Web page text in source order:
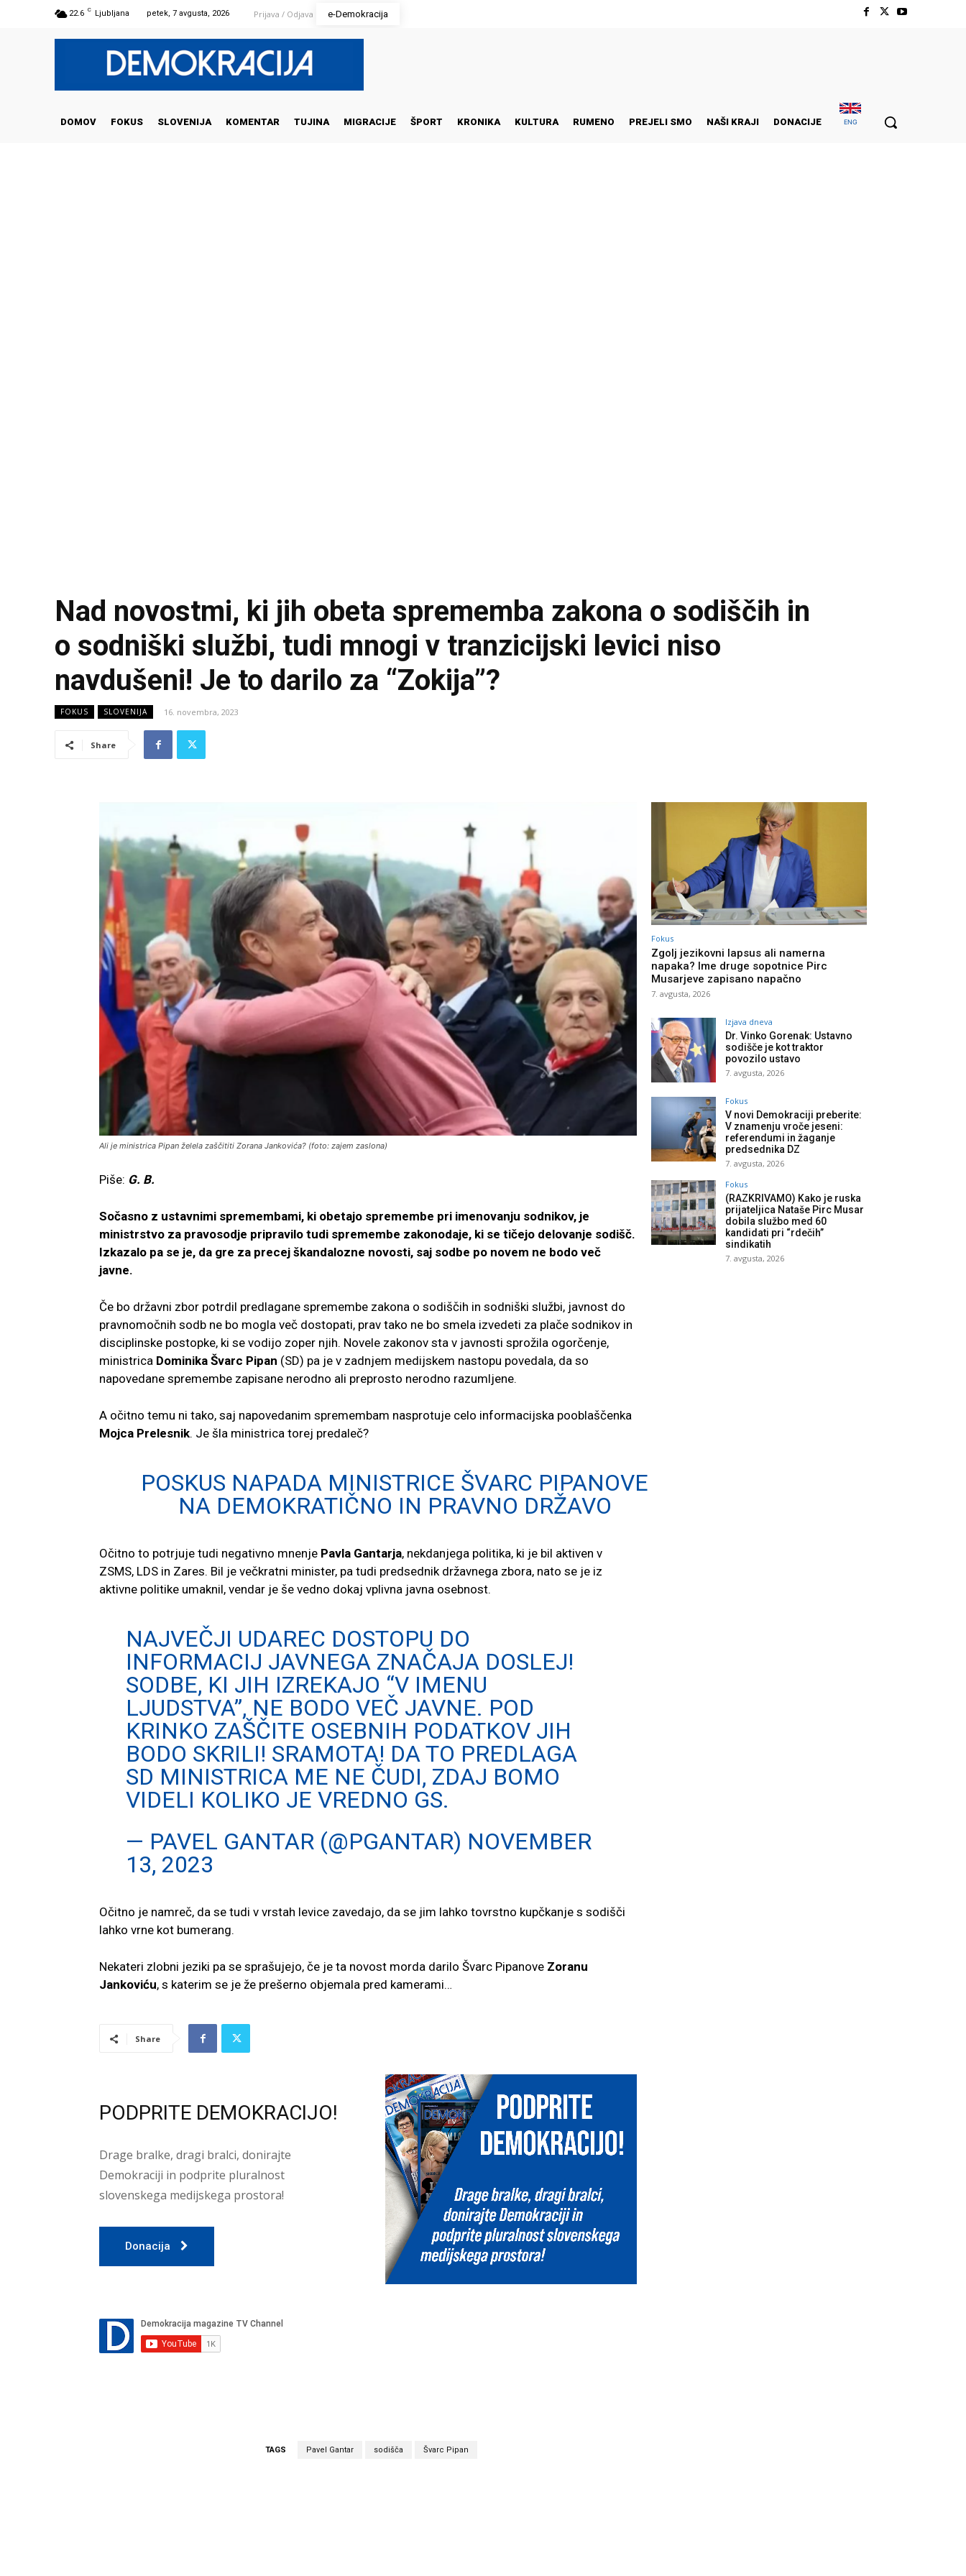
22.6 C Ljubljana petek, 7 avgusta, 2026 Prijava / Odjava e-Demokracija
DOMOV FOKUS SLOVENIJA KOMENTAR TUJINA MIGRACIJE ŠPORT KRONIKA KULTURA RUMENO PREJELI SMO NAŠI KRAJI DONACIJE ENG
Nad novostmi, ki jih obeta sprememba zakona o sodiščih in
o sodniški službi, tudi mnogi v tranzicijski levici niso
navdušeni! Je to darilo za “Zokija”?
FOKUS SLOVENIJA 16. novembra, 2023
Share
Ali je ministrica Pipan želela zaščititi Zorana Jankovića? (foto: zajem zaslona)
Piše: G. B.
Sočasno z ustavnimi spremembami, ki obetajo spremembe pri imenovanju sodnikov, je
ministrstvo za pravosodje pripravilo tudi spremembe zakonodaje, ki se tičejo delovanje sodišč.
Izkazalo pa se je, da gre za precej škandalozne novosti, saj sodbe po novem ne bodo več
javne.
Če bo državni zbor potrdil predlagane spremembe zakona o sodiščih in sodniški službi, javnost do
pravnomočnih sodb ne bo mogla več dostopati, prav tako ne bo smela izvedeti za plače sodnikov in
disciplinske postopke, ki se vodijo zoper njih. Novele zakonov sta v javnosti sprožila ogorčenje,
ministrica Dominika Švarc Pipan (SD) pa je v zadnjem medijskem nastopu povedala, da so
napovedane spremembe zapisane nerodno ali preprosto nerodno razumljene.
A očitno temu ni tako, saj napovedanim spremembam nasprotuje celo informacijska pooblaščenka
Mojca Prelesnik. Je šla ministrica torej predaleč?
POSKUS NAPADA MINISTRICE ŠVARC PIPANOVE
NA DEMOKRATIČNO IN PRAVNO DRŽAVO
Očitno to potrjuje tudi negativno mnenje Pavla Gantarja, nekdanjega politika, ki je bil aktiven v
ZSMS, LDS in Zares. Bil je večkratni minister, pa tudi predsednik državnega zbora, nato se je iz
aktivne politike umaknil, vendar je še vedno dokaj vplivna javna osebnost.
NAJVEČJI UDAREC DOSTOPU DO
INFORMACIJ JAVNEGA ZNAČAJA DOSLEJ!
SODBE, KI JIH IZREKAJO “V IMENU
LJUDSTVA”, NE BODO VEČ JAVNE. POD
KRINKO ZAŠČITE OSEBNIH PODATKOV JIH
BODO SKRILI! SRAMOTA! DA TO PREDLAGA
SD MINISTRICA ME NE ČUDI, ZDAJ BOMO
VIDELI KOLIKO JE VREDNO GS.
— PAVEL GANTAR (@PGANTAR) NOVEMBER
13, 2023
Očitno je namreč, da se tudi v vrstah levice zavedajo, da se jim lahko tovrstno kupčkanje s sodišči
lahko vrne kot bumerang.
Nekateri zlobni jeziki pa se sprašujejo, če je ta novost morda darilo Švarc Pipanove Zoranu
Jankoviću, s katerim se je že prešerno objemala pred kamerami…
Share
PODPRITE DEMOKRACIJO!
Drage bralke, dragi bralci, donirajte
Demokraciji in podprite pluralnost
slovenskega medijskega prostora!
Donacija
TAGS Pavel Gantar sodišča Švarc Pipan
Fokus
Zgolj jezikovni lapsus ali namerna
napaka? Ime druge sopotnice Pirc
Musarjeve zapisano napačno
7. avgusta, 2026
Izjava dneva
Dr. Vinko Gorenak: Ustavno
sodišče je kot traktor
povozilo ustavo
7. avgusta, 2026
Fokus
V novi Demokraciji preberite:
V znamenju vroče jeseni:
referendumi in žaganje
predsednika DZ
7. avgusta, 2026
Fokus
(RAZKRIVAMO) Kako je ruska
prijateljica Nataše Pirc Musar
dobila službo med 60
kandidati pri “rdečih”
sindikatih
7. avgusta, 2026